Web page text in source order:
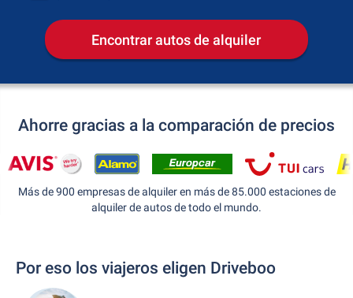
Encontrar autos de alquiler
Ahorre gracias a la comparación de precios
Más de 900 empresas de alquiler en más de 85.000 estaciones de
alquiler de autos de todo el mundo.
Por eso los viajeros eligen Driveboo